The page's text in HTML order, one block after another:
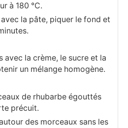
à 180 °C.
la pâte, piquer le fond et
la crème, le sucre et la
un mélange homogène.
de rhubarbe égouttés
précuit.
des morceaux sans les